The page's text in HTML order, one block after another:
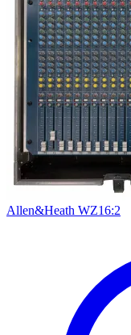
Allen&Heath WZ16:2